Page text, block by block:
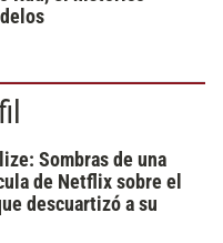
Sombras de una
de Netflix sobre el
descuartizó a su